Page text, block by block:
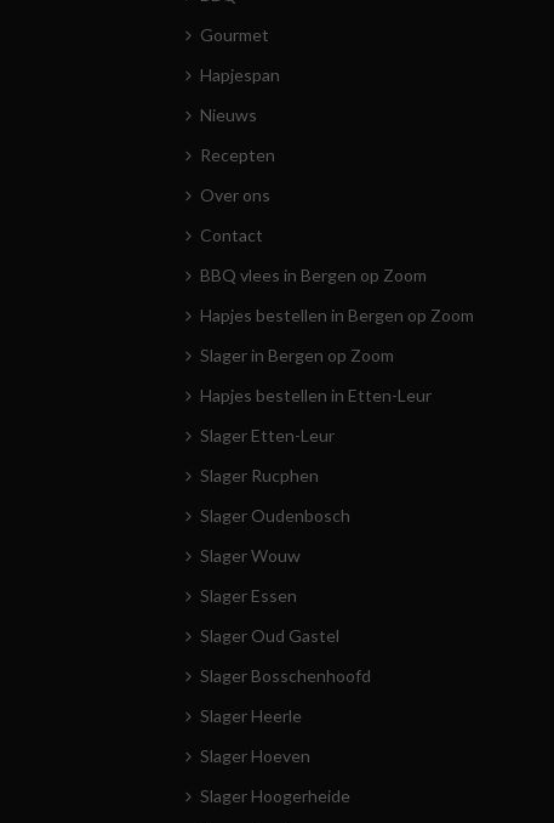
Gourmet
Hapjespan
Nieuws
Recepten
Over ons
Contact
BBQ vlees in Bergen op Zoom
Hapjes bestellen in Bergen op Zoom
Slager in Bergen op Zoom
Hapjes bestellen in Etten-Leur
Slager Etten-Leur
Slager Rucphen
Slager Oudenbosch
Slager Wouw
Slager Essen
Slager Oud Gastel
Slager Bosschenhoofd
Slager Heerle
Slager Hoeven
Slager Hoogerheide